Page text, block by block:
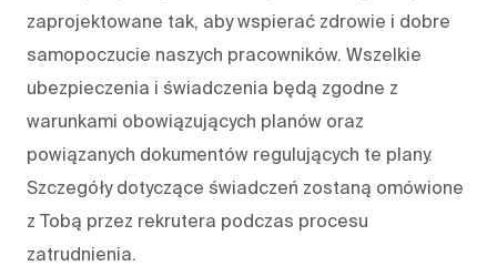
zaprojektowane tak, aby wspierać zdrowie i dobre
samopoczucie naszych pracowników. Wszelkie
ubezpieczenia i świadczenia będą zgodne z
warunkami obowiązujących planów oraz
powiązanych dokumentów regulujących te plany.
Szczegóły dotyczące świadczeń zostaną omówione
z Tobą przez rekrutera podczas procesu
zatrudnienia.